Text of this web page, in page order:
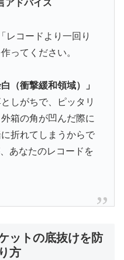
アドバイス
レコードより一回り
ってください。
（衝撃緩和領域）」
しがちで、ピッタリ
箱の角が凹んだ際に
折れてしまうからで
あなたのレコードを
ットの底抜けを防
方